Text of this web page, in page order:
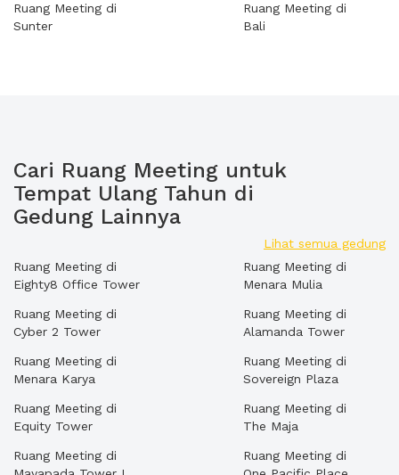
Ruang Meeting di
Sunter
Ruang Meeting di
Bali
Cari Ruang Meeting untuk
Tempat Ulang Tahun di
Gedung Lainnya
Lihat semua gedung
Ruang Meeting di
Eighty8 Office Tower
Ruang Meeting di
Cyber 2 Tower
Ruang Meeting di
Menara Karya
Ruang Meeting di
Equity Tower
Ruang Meeting di
Ruang Meeting di
Menara Mulia
Ruang Meeting di
Alamanda Tower
Ruang Meeting di
Sovereign Plaza
Ruang Meeting di
The Maja
Ruang Meeting di